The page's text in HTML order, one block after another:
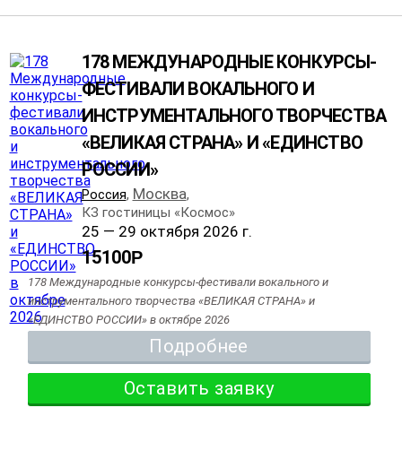
178 МЕЖДУНАРОДНЫЕ КОНКУРСЫ-
ФЕСТИВАЛИ ВОКАЛЬНОГО И
ИНСТРУМЕНТАЛЬНОГО ТВОРЧЕСТВА
«ВЕЛИКАЯ СТРАНА» И «ЕДИНСТВО
РОССИИ»
Россия, Москва,
КЗ гостиницы «Космос»
25 — 29 октября 2026 г.
15100Р
178 Международные конкурсы-фестивали вокального и
инструментального творчества «ВЕЛИКАЯ СТРАНА» и
«ЕДИНСТВО РОССИИ» в октябре 2026
Подробнее
Оставить заявку